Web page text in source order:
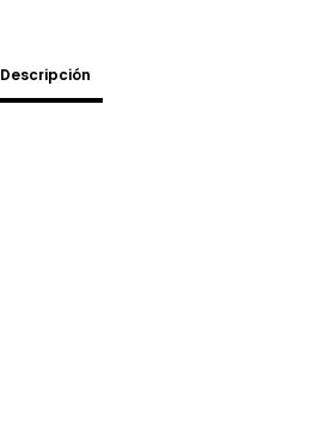
Descripción